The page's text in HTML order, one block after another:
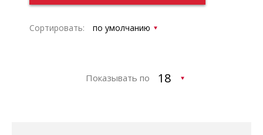
Сортировать:
Показывать по